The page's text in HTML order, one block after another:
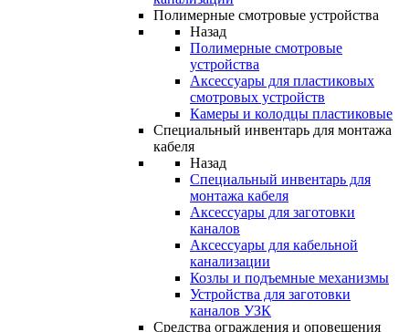
Полимерные смотровые устройства
Назад
Полимерные смотровые
устройства
Аксессуары для пластиковых
смотровых устройств
Камеры и колодцы пластиковые
Специальный инвентарь для монтажа
кабеля
Назад
Специальный инвентарь для
монтажа кабеля
Аксессуары для заготовки
каналов
Аксессуары для кабельной
канализации
Козлы и подъемные механизмы
Устройства для заготовки
каналов УЗК
Средства ограждения и оповещения